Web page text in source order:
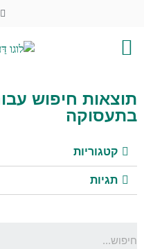
תוצאות חיפוש
בתעסוקה
קטגוריות
תגיות